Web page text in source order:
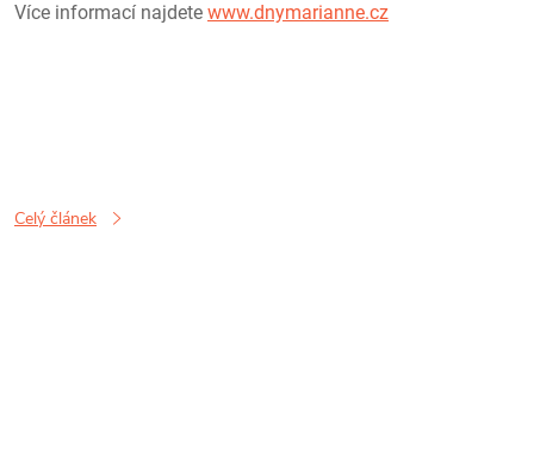
Více informací najdete www.dnymarianne.cz
Celý článek